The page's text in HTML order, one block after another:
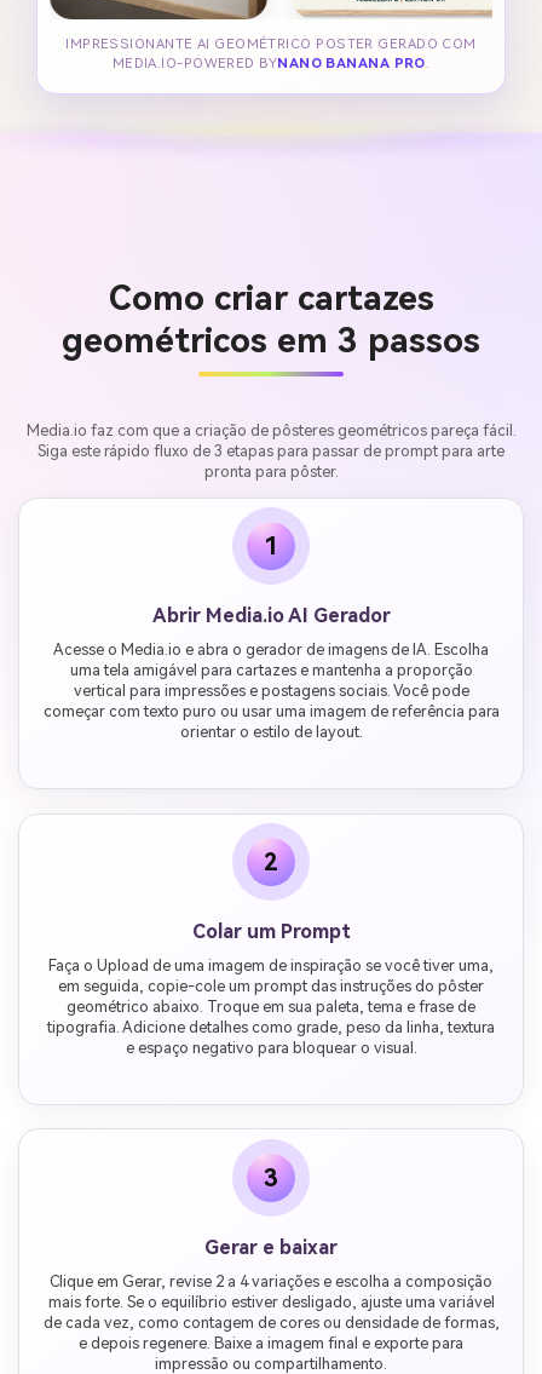
IMPRESSIONANTE AI GEOMÉTRICO POSTER GERADO COM
MEDIA.IO-POWERED BYNANO BANANA PRO.
Como criar cartazes
geométricos em 3 passos
Media.io faz com que a criação de pôsteres geométricos pareça fácil.
Siga este rápido fluxo de 3 etapas para passar de prompt para arte
pronta para pôster.
1
Abrir Media.io AI Gerador
Acesse o Media.io e abra o gerador de imagens de IA. Escolha
uma tela amigável para cartazes e mantenha a proporção
vertical para impressões e postagens sociais. Você pode
começar com texto puro ou usar uma imagem de referência para
orientar o estilo de layout.
2
Colar um Prompt
Faça o Upload de uma imagem de inspiração se você tiver uma,
em seguida, copie-cole um prompt das instruções do pôster
geométrico abaixo. Troque em sua paleta, tema e frase de
tipografia. Adicione detalhes como grade, peso da linha, textura
e espaço negativo para bloquear o visual.
3
Gerar e baixar
Clique em Gerar, revise 2 a 4 variações e escolha a composição
mais forte. Se o equilíbrio estiver desligado, ajuste uma variável
de cada vez, como contagem de cores ou densidade de formas,
e depois regenere. Baixe a imagem final e exporte para
impressão ou compartilhamento.